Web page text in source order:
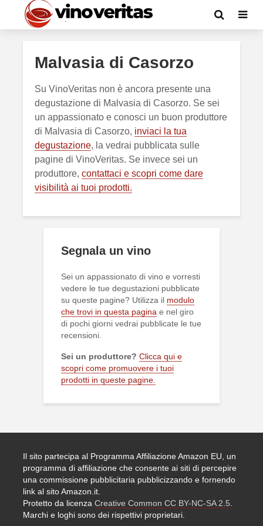
Malvasia di Casorzo
Su VinoVeritas non è ancora presente una
degustazione di Malvasia di Casorzo. Se sei
un appassionato e conosci un buon produttore
di Malvasia di Casorzo, inviaci la tua
degustazione, la vedrai pubblicata sulle
pagine di VinoVeritas. Se invece sei un
produttore, contattaci e scopri come dare
visibilità ai tuoi prodotti.
Segnala un vino
Sei un appassionato di vino e vorresti
vedere le tue degustazioni pubblicate
su queste pagine? Utilizza il modulo
che trovi in questa pagina e nel giro
di pochi giorni vedrai pubblicate le tue
recensioni.
Sei un produttore? Clicca qui e
scopri come promuovere i tuoi
prodotti in queste pagine.
Il sito partecipa al Programma Affiliazione Amazon EU, un
programma di affiliazione che consente ai siti di percepire
una commissione pubblicitaria pubblicizzando e fornendo
link al sito Amazon.it.
Protetto da licenza Creative Common CC BY-NC-SA 2.5
Marchi e loghi sono dei rispettivi proprietari.